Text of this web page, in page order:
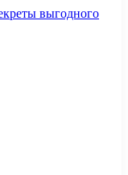
выгодного